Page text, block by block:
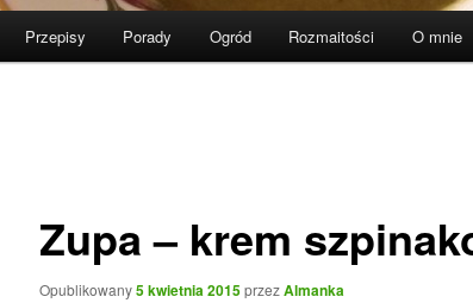
Przepisy Porady Ogród Rozmaitości O mnie
Zupa – krem
Opublikowany5 kwietnia 2015przezAlmanka